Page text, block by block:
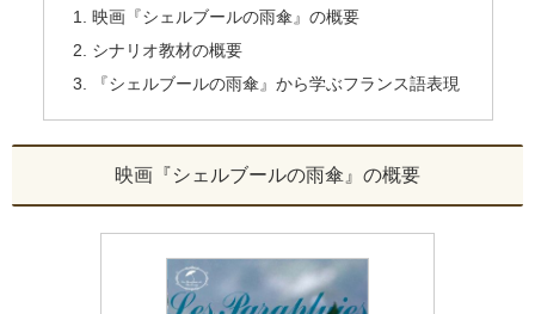
映画『シェルブールの雨傘』の概要
シナリオ教材の概要
『シェルブールの雨傘』から学ぶフランス語表現
映画『シェルブールの雨傘』の概要